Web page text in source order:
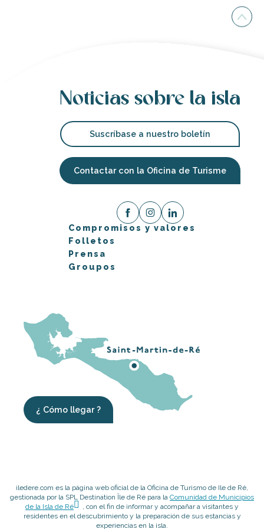
Noticias sobre la isla
Suscríbase a nuestro boletín
Contactar con la Oficina de Turisme
Compromisos y valores
Folletos
Prensa
Groupos
¿ Cómo llegar ?
iledere.com es la página web oficial de la Oficina de Turismo de Ile de Ré,
gestionada por la SPL Destination Île de Ré para la Comunidad de Municipios
de la Isla de Ré
, con el fin de informar y acompañar a visitantes y
residentes en el descubrimiento y la preparación de sus estancias y
experiencias en la isla.